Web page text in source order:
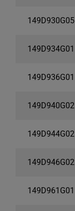
149D930G05
149D934G01
149D936G01
149D940G02
149D944G02
149D946G02
149D961G01